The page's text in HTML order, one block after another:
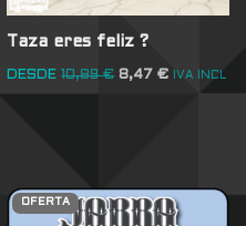
Taza eres feliz ?
DESDE 10,89€ 8,47€ IVA INCL
OFERTA